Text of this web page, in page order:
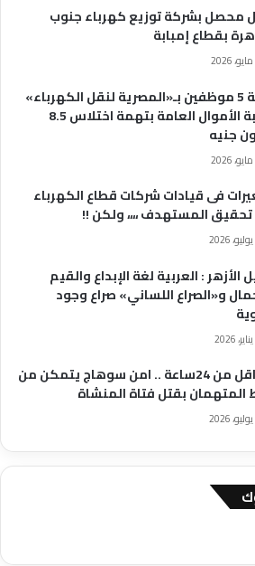
محصل بشركة توزيع كهرباء جنوب
بقطاع إمبابة
إحالة 5 موظفين بـ«المصرية لنقل الكهرباء»
لنيابة الأموال العامة بتهمة اختلاس 8.5
جنيه
فى قيادات شركات قطاع الكهرباء
المستهدف ،،،، ولكن !!
الأزهر : العربية لغة الإبداع والقيم
و«الصراع اللساني» صراع وجود
في اقل من 24ساعة .. امن سوهاج يتمكن من
بقتل فتاة المنشاة